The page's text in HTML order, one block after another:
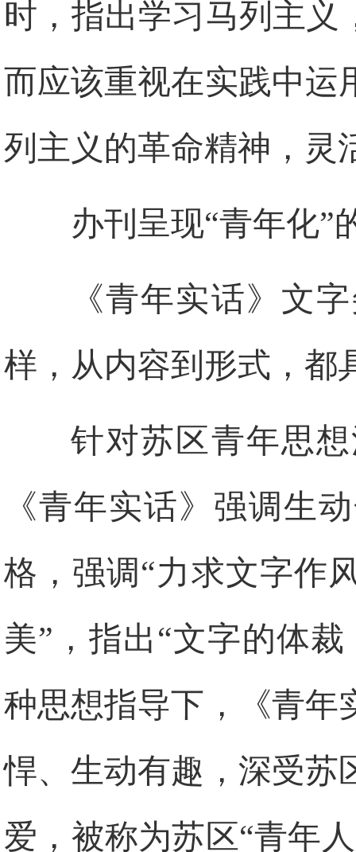
时，指出学习马列主义
而应该重视在实践中运
列主义的革命精神，灵
办刊呈现“青年化”
《青年实话》文
样，从内容到形式，都
针对苏区青年思
《青年实话》强调生
格，强调“力求文字作
美”，指出“文字的体
种思想指导下，《青年
悍、生动有趣，深受苏
爱，被称为苏区“青年